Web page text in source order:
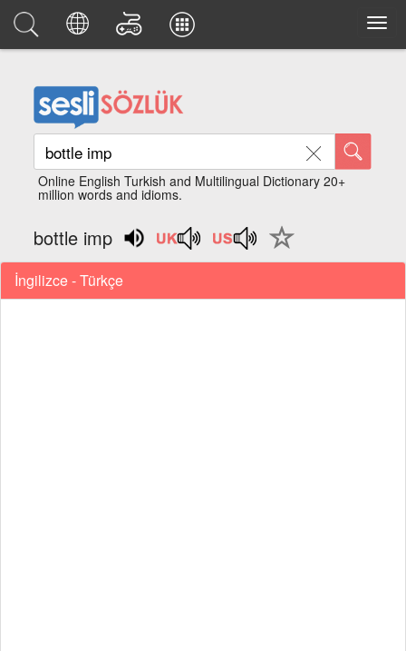
Online English Turkish and Multilingual Dictionary 20+
million words and idioms.
bottle imp
İngilizce - Türkçe